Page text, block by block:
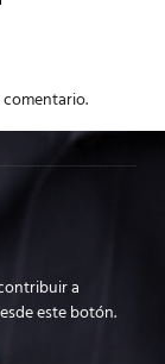
a
este botón.